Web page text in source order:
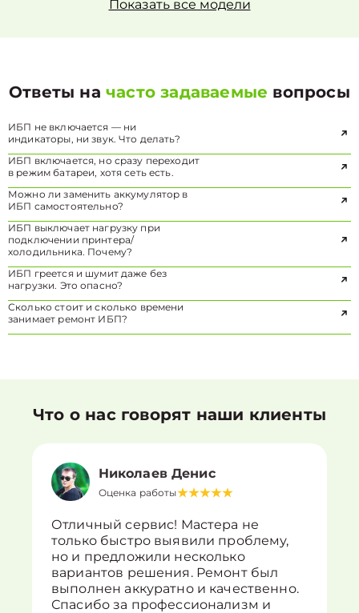
Показать все модели
Ответы начасто задаваемые вопросы
ИБП не включается — ни
индикаторы, ни звук. Что делать?
ИБП включается, но сразу переходит
в режим батареи, хотя сеть есть.
Можно ли заменить аккумулятор в
ИБП самостоятельно?
ИБП выключает нагрузку при
подключении принтера/
холодильника. Почему?
ИБП греется и шумит даже без
нагрузки. Это опасно?
Сколько стоит и сколько времени
занимает ремонт ИБП?
Что о нас говорят наши клиенты
Николаев Денис
Оценка работы
Отличный сервис! Мастера не
только быстро выявили проблему,
но и предложили несколько
вариантов решения. Ремонт был
выполнен аккуратно и качественно.
Спасибо за профессионализм и